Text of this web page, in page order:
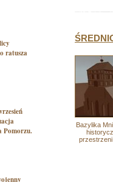
ratusza
Pomorzu.
Bazylika
przestrzeni